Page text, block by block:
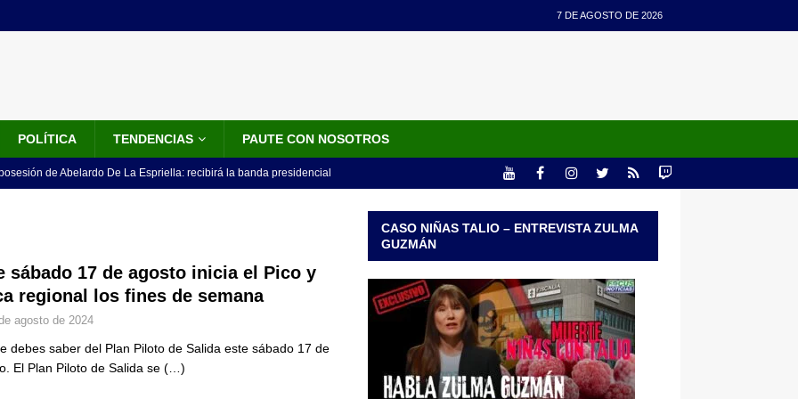
7 DE AGOSTO DE 2026
POLÍTICA TENDENCIAS PAUTE CON NOSOTROS
de Abelardo De La Espriella: recibirá la banda presidencial
no asistirá a la posesión de Abelardo de la Espriella y llama a
LO ÚLTIMO
de la banda presidencial que portará Abelardo De La
de un sastre colombiano reconocido en el mundo
sábado 17 de agosto inicia el Pico y
regional los fines de semana
agosto de 2024
debes saber del Plan Piloto de Salida este sábado 17 de
El Plan Piloto de Salida se (…)
CASO NIÑAS TALIO – ENTREVISTA ZULMA
GUZMÁN